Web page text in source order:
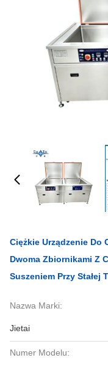
Ciężkie Urządzenie Do
Dwoma Zbiornikami Z
Suszeniem Przy Stałej
Nazwa Marki:
Jietai
Numer Modelu: